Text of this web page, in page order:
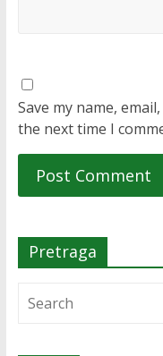
Save my name,
the next time I
Pretraga